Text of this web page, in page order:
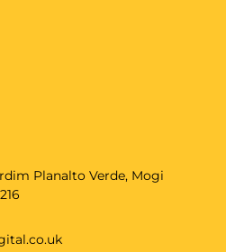
Planalto Verde, Mogi